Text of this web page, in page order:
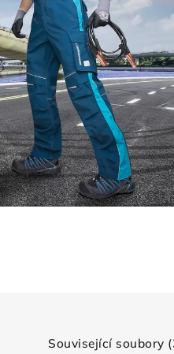
Související soubory